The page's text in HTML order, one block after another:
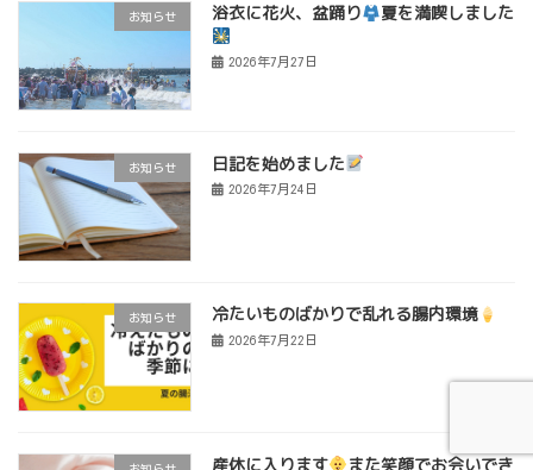
お知らせ 浴衣に花火、盆踊り 夏を満喫しました
2026年7月27日
お知らせ 日記を始めました
2026年7月24日
お知らせ 冷たいものばかりで乱れる腸内環境
2026年7月22日
産休に入ります また笑顔でお会いでき